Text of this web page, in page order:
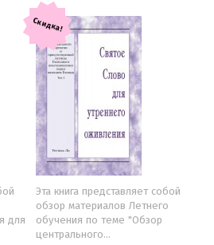
для
Скидка!
Эта книга представляет собой
обзор материалов Летнего
обучения по теме "Обзор
центрального...